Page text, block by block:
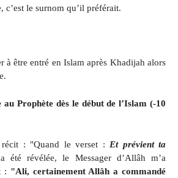
c’est le surnom qu’il préférait.
à être entré en Islam après Khadijah alors
au Prophète dès le début de l’Islam (-10
: "Quand le verset : Et prévient ta
été révélée, le Messager d’Allâh m’a
: "Ali, certainement Allâh a commandé